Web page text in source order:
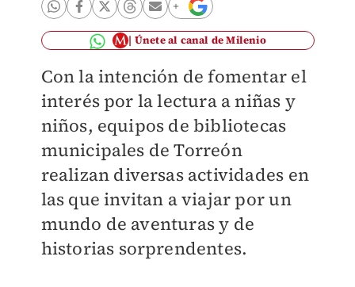
Únete al canal de Milenio
Con la intención de fomentar el
interés por la lectura a niñas y
niños, equipos de bibliotecas
municipales de Torreón
realizan diversas actividades en
las que invitan a viajar por un
mundo de aventuras y de
historias sorprendentes.